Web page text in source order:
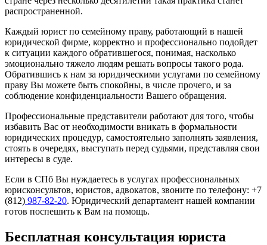
распространенной.
Каждый юрист по семейному праву, работающий в нашей
юридической фирме, корректно и профессионально подойдет
к ситуации каждого обратившегося, понимая, насколько
эмоционально тяжело людям решать вопросы такого рода.
Обратившись к нам за юридическими услугами по семейному
праву Вы можете быть спокойны, в числе прочего, и за
соблюдение конфиденциальности Вашего обращения.
Профессиональные представители работают для того, чтобы
избавить Вас от необходимости вникать в формальности
юридических процедур, самостоятельно заполнять заявления,
стоять в очередях, выступать перед судьями, представляя свои
интересы в суде.
Если в СПб Вы нуждаетесь в услугах профессиональных
юрисконсультов, юристов, адвокатов, звоните по телефону: +7
(812) 987-82-20. Юридический департамент нашей компании
готов поспешить к Вам на помощь.
Бесплатная консультация юриста